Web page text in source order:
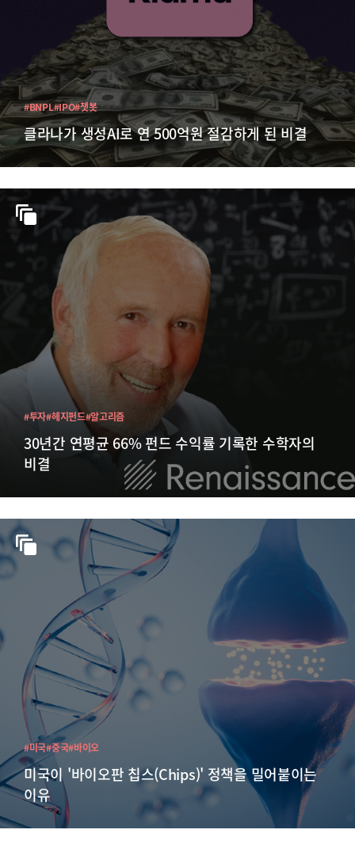
클라나가 생성AI로 연 500억원 절감하게 된 비결
#BNPL#IPO#챗봇
30년간 연평균 66% 펀드 수익률 기록한 수학자의
비결
#투자#헤지펀드#알고리즘
미국이 '바이오판 칩스(Chips)' 정책을 밀어붙이는
이유
#미국#중국#바이오